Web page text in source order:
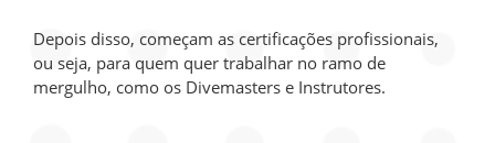
Depois disso, começam as certificações profissionais,
ou seja, para quem quer trabalhar no ramo de
mergulho, como os Divemasters e Instrutores.